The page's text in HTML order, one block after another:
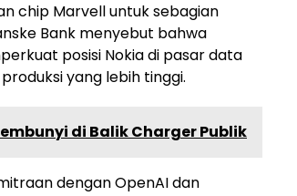
chip Marvell untuk sebagian
Bank menyebut bahwa
posisi Nokia di pasar data
yang lebih tinggi.
di Balik Charger Publik
dengan OpenAI dan